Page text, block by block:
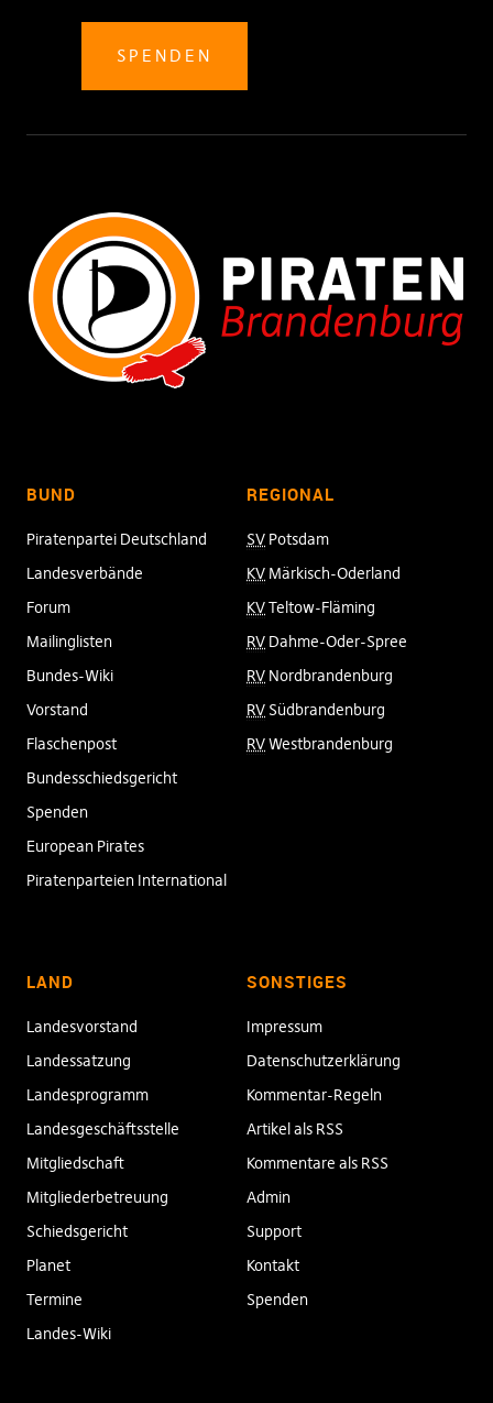
SPENDEN
BUND
Piratenpartei Deutschland
Landesverbände
Forum
Mailinglisten
Bundes-Wiki
Vorstand
Flaschenpost
Bundesschiedsgericht
Spenden
European Pirates
Piratenparteien International
REGIONAL
SV Potsdam
KV Märkisch-Oderland
KVTeltow-Fläming
RV Dahme-Oder-Spree
RV Nordbrandenburg
RV Südbrandenburg
RVWestbrandenburg
LAND
Landesvorstand
Landessatzung
Landesprogramm
Landesgeschäftsstelle
Mitgliedschaft
Mitgliederbetreuung
Schiedsgericht
Planet
Termine
Landes-Wiki
SONSTIGES
Impressum
Datenschutzerklärung
Kommentar-Regeln
Artikel als RSS
Kommentare als RSS
Admin
Support
Kontakt
Spenden